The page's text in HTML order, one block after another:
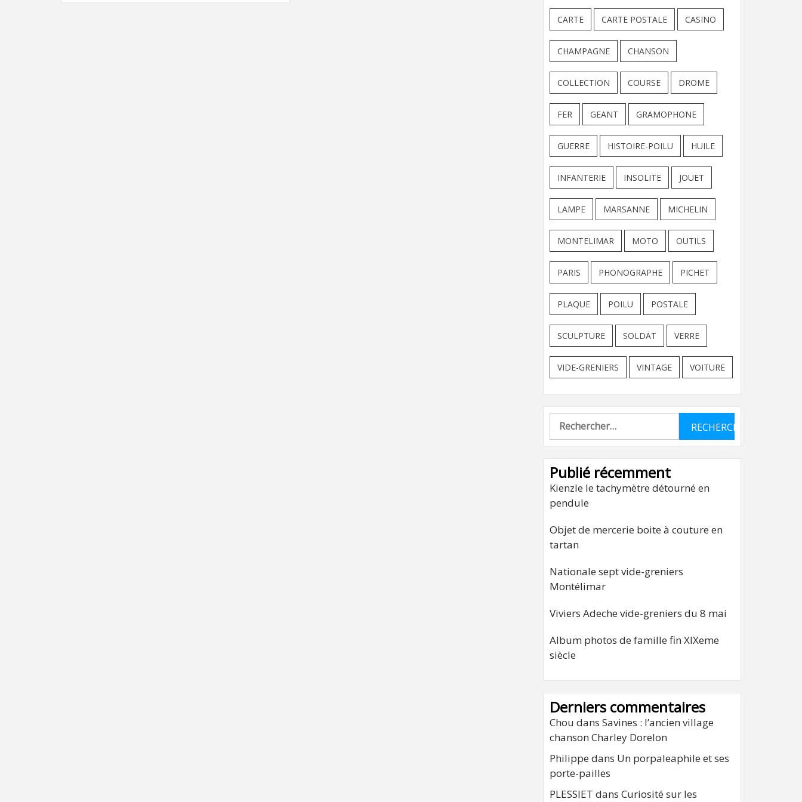
CARTE CARTE POSTALE CASINO
CHAMPAGNE CHANSON
COLLECTION COURSE DROME
FER GEANT GRAMOPHONE
GUERRE HISTOIRE-POILU HUILE
INFANTERIE INSOLITE JOUET
LAMPE MARSANNE MICHELIN
MONTELIMAR MOTO OUTILS
PARIS PHONOGRAPHE PICHET
PLAQUE POILU POSTALE
SCULPTURE SOLDAT VERRE
VIDE-GRENIERS VINTAGE VOITURE
Rechercher :
Publié récemment
Kienzle le tachymètre détourné en
pendule
Objet de mercerie boite à couture en
tartan
Nationale sept vide-greniers
Montélimar
Viviers Adeche vide-greniers du 8 mai
Album photos de famille fin XIXeme
siècle
Derniers commentaires
Chou dans Savines : l’ancien village
chanson Charley Dorelon
Philippe dans Un porpaleaphile et ses
porte-pailles
PLESSIET dans Curiosité sur les